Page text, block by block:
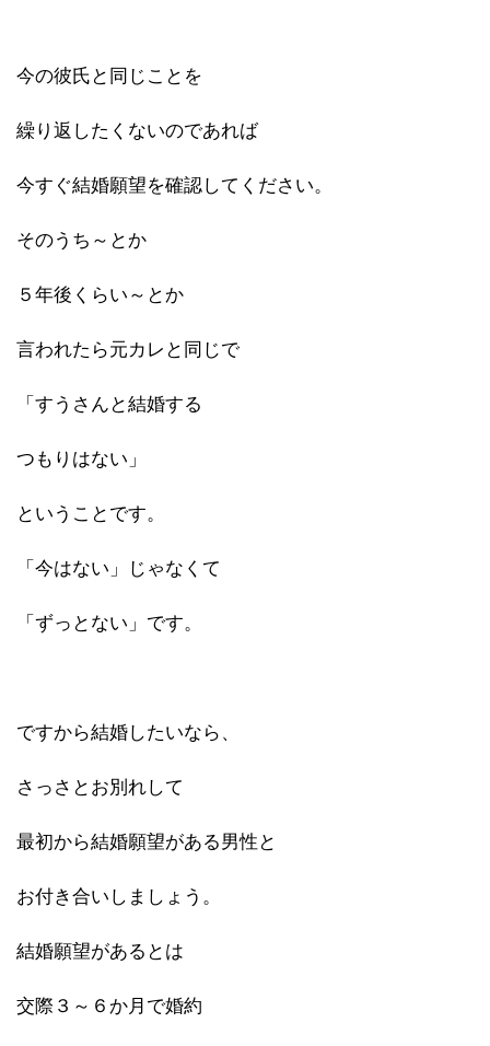
今の彼氏と同じことを
繰り返したくないのであれば
今すぐ結婚願望を確認してください。
そのうち～とか
５年後くらい～とか
言われたら元カレと同じで
「すうさんと結婚する
つもりはない」
ということです。
「今はない」じゃなくて
「ずっとない」です。
ですから結婚したいなら、
さっさとお別れして
最初から結婚願望がある男性と
お付き合いしましょう。
結婚願望があるとは
交際３～６か月で婚約